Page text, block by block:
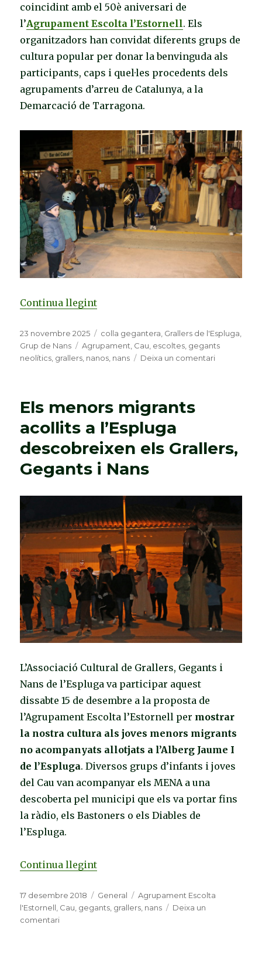
coincidint amb el 50è aniversari de
l’Agrupament Escolta l’Estornell. Els
organitzadors han convidat diferents grups de
cultura popular per donar la benvinguda als
participants, caps i quel·les procedents dels
agrupaments d’arreu de Catalunya, a la
Demarcació de Tarragona.
Continua llegint
Publicat
el
23 novembre 2025 Categories
colla gegantera, Grallers de l'Espluga,
Grup de Nans
Etiquetes
Agrupament, Cau, escoltes, gegants
neolítics, grallers, nanos, nans Deixa un comentari
l’Espluga
els
de
Els menors migrants
acollits a l’Espluga
descobreixen els Grallers,
Gegants i Nans
L’Associació Cultural de Grallers, Gegants i
Nans de l’Espluga va participar aquest
dissabte 15 de desembre a la proposta de
l’Agrupament Escolta l’Estornell per mostrar
la nostra cultura als joves menors migrants
no acompanyats allotjats a l’Alberg Jaume I
de l’Espluga. Diversos grups d’infants i joves
del Cau van acompanyar els MENA a una
descoberta pel municipi que els va portar fins
la ràdio, els Bastoners o els Diables de
l’Espluga.
Continua llegint
Publicat
el
17 desembre 2018 Categories
General Etiquetes
Agrupament Escolta
l'Estornell, Cau, gegants, grallers, nans
Deixa un
comentari